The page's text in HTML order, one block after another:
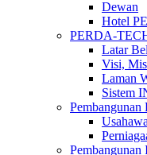
Dewan
Hotel
PERDA-
Latar
Visi,
Laman
Sistem
Pembangunan
Pembangunan